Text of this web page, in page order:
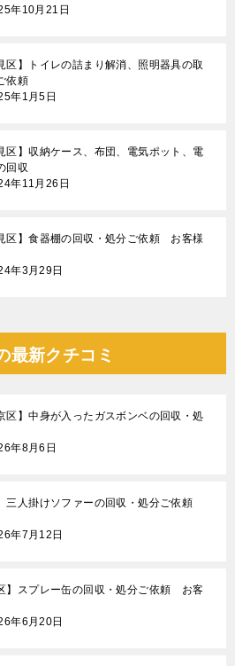
年10月21日
区】トイレの詰まり解消、照明器具の取
依頼
年1月5日
区】収納ケース、布団、電気ポット、電
回収
年11月26日
区】食器棚の回収・処分ご依頼 お客様
年3月29日
最新クチコミ
区】中身が入ったガスボンベの回収・処
年8月6日
三人掛けソファーの回収・処分ご依頼
年7月12日
】スプレー缶の回収・処分ご依頼 お客
年6月20日